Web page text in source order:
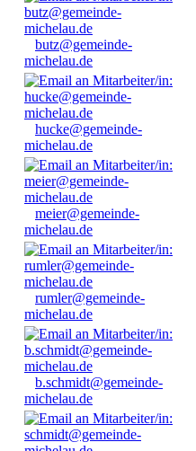
butz@gemeinde-
michelau.de
hucke@gemeinde-
michelau.de
meier@gemeinde-
michelau.de
rumler@gemeinde-
michelau.de
b.schmidt@gemeinde-
michelau.de